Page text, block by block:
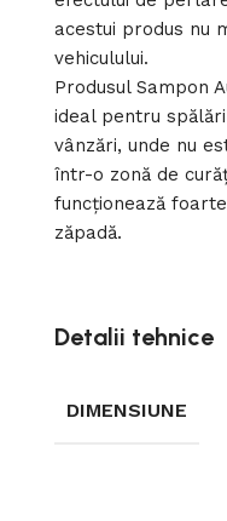
acestui produs nu
vehiculului.
Produsul Sampon
ideal pentru
vânzări, unde nu
într-o zonă de
funcționează
zăpadă.
Detalii tehnice
DIMENSIUNE